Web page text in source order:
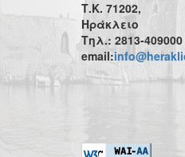
Τ.Κ. 71202,
Ηράκλειο
Τηλ.: 2813-409000
email: